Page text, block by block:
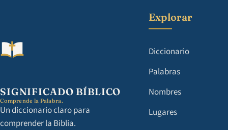
SIGNIFICADO BÍBLICO
Comprende la Palabra.
Un diccionario claro para
comprender la Biblia.
Explorar
Diccionario
Palabras
Nombres
Lugares